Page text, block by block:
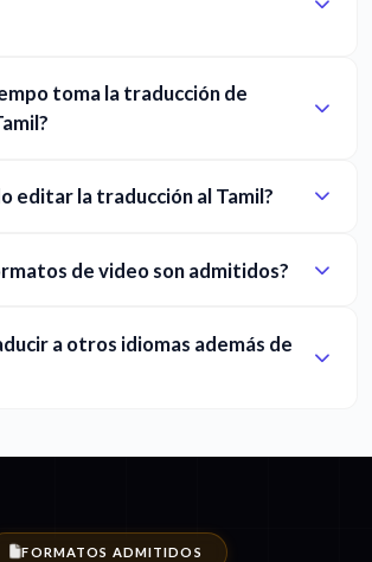
toma la traducción de
editar la traducción al Tamil?
de video son admitidos?
a otros idiomas además de
FORMATOS ADMITIDOS